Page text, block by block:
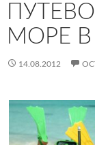
МОРЕ В
14.08.2012